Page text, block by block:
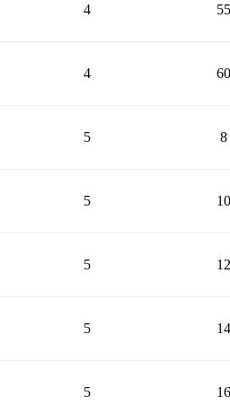
4 55
4 60
5 8
5 10
5 12
5 14
5 16